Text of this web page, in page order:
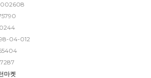
04-012
마켓